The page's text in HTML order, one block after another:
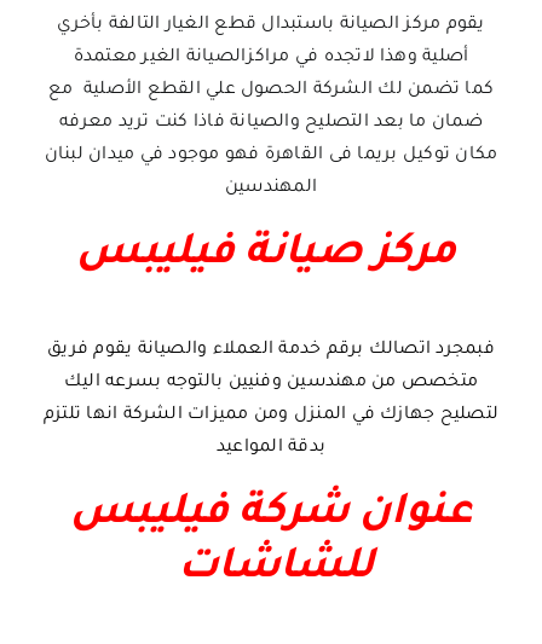
يقوم مركز الصيانة باستبدال قطع الغيار التالفة بأخري
أصلية وهذا لاتجده في مراكزالصيانة الغير معتمدة
كما تضمن لك الشركة الحصول علي القطع الأصلية مع
ضمان ما بعد التصليح والصيانة فاذا كنت تريد معرفه
مكان توكيل بريما فى القاهرة فهو موجود في ميدان لبنان
المهندسين
مركز صيانة فيليبس
فبمجرد اتصالك برقم خدمة العملاء والصيانة يقوم فريق
متخصص من مهندسين وفنيين بالتوجه بسرعه اليك
لتصليح جهازك في المنزل ومن مميزات الشركة انها تلتزم
بدقة المواعيد
عنوان شركة فيليبس
للشاشات